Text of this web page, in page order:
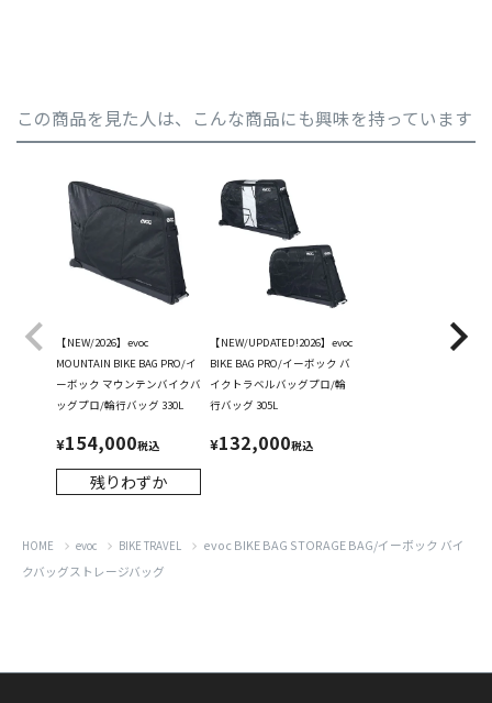
この商品を見た人は、こんな商品にも興味を持っています
【NEW/2026】evoc
MOUNTAIN BIKE BAG PRO/イ
ーボック マウンテンバイクバ
ッグプロ/輪行バッグ 330L
¥154,000税込
残りわずか
【NEW/UPDATED!2026】evoc
BIKE BAG PRO/イーボック バ
イクトラベルバッグプロ/輪
行バッグ 305L
¥132,000税込
HOME evoc BIKE TRAVEL
evoc BIKE BAG STORAGE BAG/イーボック バイ
クバッグストレージバッグ